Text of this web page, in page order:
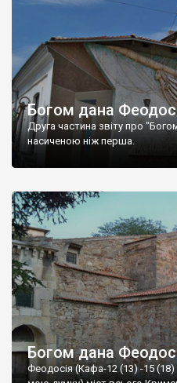
Богом дана
Друга частина звіту про
насиченою ніж перша.
Богом дана
Феодосія (Кафа-12 (13) -15 (18)